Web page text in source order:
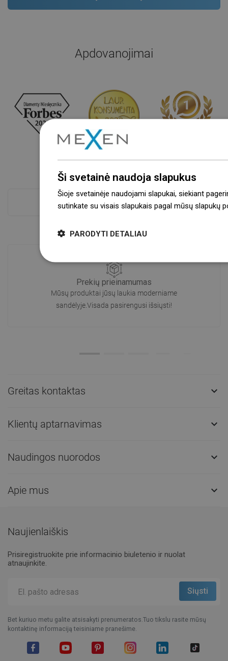
Apdovanojimai
Atskaitykite daugiau
Prekių prieinamumas
Mūsų produktai jūsų laukia moderniame
sandėlyje.Visada pasirengusi išsiųsti!
Greitas kontaktas 
Klientų aptarnavimas 
Naudingos nuorodos 
Apie mus 
Naujienlaiškis
Prisiregistruokite prie informacinio biuletenio ir nuolat
atnaujinkite.
Bet kuriuo metu galite atsisakyti prenumeratos.Tuo tikslu rasite mūsų
kontaktinę informaciją teisiniame pranešime.
Ši svetainė naudoja slapukus
Šioje svetainėje naudojami slapukai, siekiant
sutinkate su visais slapukais pagal mūsų slapukų
PARODYTI DETALIAU